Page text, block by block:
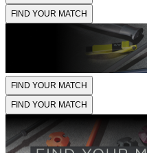
FIND YOUR MATCH
FIND YOUR MATCH
FIND YOUR MATCH